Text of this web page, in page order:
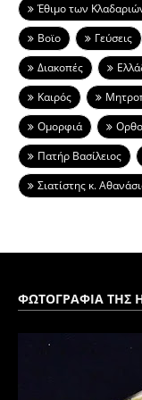
Έθιμο των
Βοϊο
Γεύσεις
Διακοπές
Καιρός
Ομορφιά
Πατήρ Βασίλειος
Σιατίστης κ.
ΦΩΤΟΓΡΑΦΙΑ ΤΗΣ